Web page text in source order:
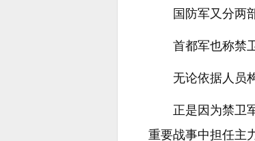
国防军又分两
首都军也称禁
无论依据人员
正是因为禁卫
重要战事中担任主